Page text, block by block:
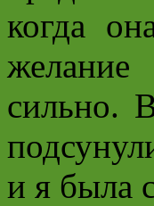
когда
сильно.
и я была